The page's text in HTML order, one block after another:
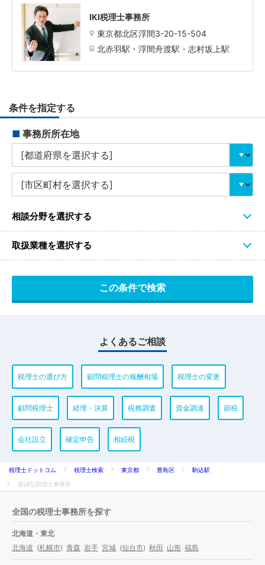
IKI税理士事務所
東京都北区浮間3-20-15-504
北赤羽駅・浮間舟渡駅・志村坂上駅
条件を指定する
■ 事務所所在地
相談分野を選択する
取扱業種を選択する
よくあるご相談
税理士の選び方 顧問税理士の報酬相場 税理士の変更
顧問税理士 経理・決算 税務調査 資金調達 節税
会社設立 確定申告 相続税
税理士ドットコム 税理士検索 東京都 豊島区
駒込駅
森誠弘税理士事務所
全国の税理士事務所を探す
北海道・東北
北海道 (札幌市) 青森 岩手 宮城 (仙台市) 秋田 山形 福島